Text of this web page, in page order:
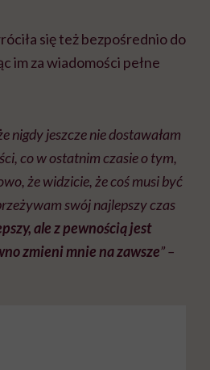
się też bezpośrednio do
im za wiadomości pełne
nigdy jeszcze nie dostawałam
co w ostatnim czasie o tym,
że widzicie, że coś musi być
swój najlepszy czas
ale z pewnością jest
zmieni mnie na zawsze” –